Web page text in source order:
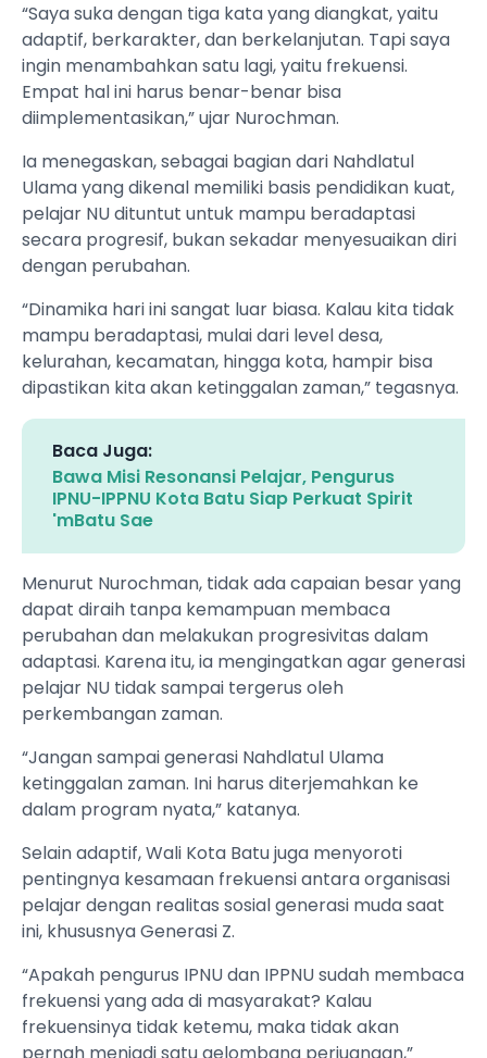
“Saya suka dengan tiga kata yang diangkat, yaitu
adaptif, berkarakter, dan berkelanjutan. Tapi saya
ingin menambahkan satu lagi, yaitu frekuensi.
Empat hal ini harus benar-benar bisa
diimplementasikan,” ujar Nurochman.
Ia menegaskan, sebagai bagian dari Nahdlatul
Ulama yang dikenal memiliki basis pendidikan kuat,
pelajar NU dituntut untuk mampu beradaptasi
secara progresif, bukan sekadar menyesuaikan diri
dengan perubahan.
“Dinamika hari ini sangat luar biasa. Kalau kita tidak
mampu beradaptasi, mulai dari level desa,
kelurahan, kecamatan, hingga kota, hampir bisa
dipastikan kita akan ketinggalan zaman,” tegasnya.
Baca Juga:
Bawa Misi Resonansi Pelajar, Pengurus
IPNU-IPPNU Kota Batu Siap Perkuat Spirit
'mBatu Sae
Menurut Nurochman, tidak ada capaian besar yang
dapat diraih tanpa kemampuan membaca
perubahan dan melakukan progresivitas dalam
adaptasi. Karena itu, ia mengingatkan agar generasi
pelajar NU tidak sampai tergerus oleh
perkembangan zaman.
“Jangan sampai generasi Nahdlatul Ulama
ketinggalan zaman. Ini harus diterjemahkan ke
dalam program nyata,” katanya.
Selain adaptif, Wali Kota Batu juga menyoroti
pentingnya kesamaan frekuensi antara organisasi
pelajar dengan realitas sosial generasi muda saat
ini, khususnya Generasi Z.
“Apakah pengurus IPNU dan IPPNU sudah membaca
frekuensi yang ada di masyarakat? Kalau
frekuensinya tidak ketemu, maka tidak akan